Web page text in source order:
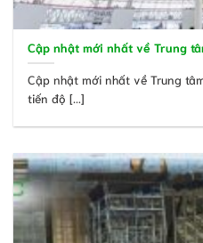
Cập nhật mới nhất về Trung
Cập nhật mới nhất về Trung
tiến độ [...]